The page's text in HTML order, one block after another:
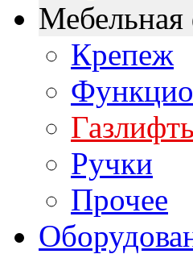
Крепеж
Ручки
Прочее